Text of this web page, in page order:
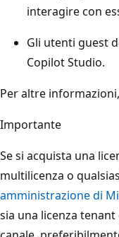
interagire con
Gli utenti guest
Copilot Studio.
Per altre
Importante
Se si acquista una
multilicenza o
amministrazione di
sia una licenza